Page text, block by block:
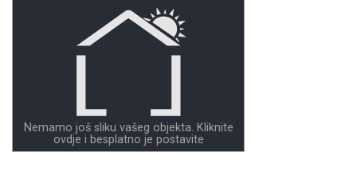
Nemamo još sliku vašeg objekta. Kliknite
ovdje i besplatno je postavite